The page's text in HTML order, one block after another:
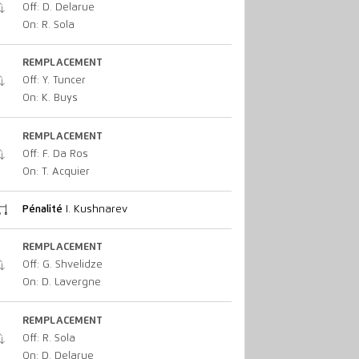
Off: D. Delarue
On: R. Sola
REMPLACEMENT
Off: Y. Tuncer
On: K. Buys
REMPLACEMENT
Off: F. Da Ros
On: T. Acquier
Pénalité I. Kushnarev
REMPLACEMENT
Off: G. Shvelidze
On: D. Lavergne
REMPLACEMENT
Off: R. Sola
On: D. Delarue